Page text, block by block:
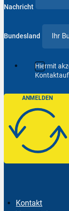
Nachricht
Bundesland
Hiermit
ANMELDEN
Kontakt